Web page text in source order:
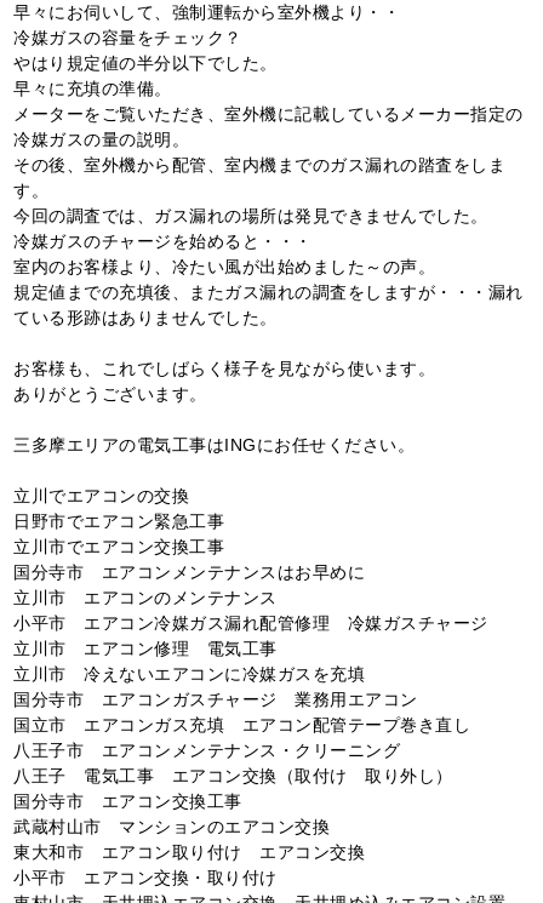
早々にお伺いして、強制運転から室外機より・・
冷媒ガスの容量をチェック？
やはり規定値の半分以下でした。
早々に充填の準備。
メーターをご覧いただき、室外機に記載しているメーカー指定の
冷媒ガスの量の説明。
その後、室外機から配管、室内機までのガス漏れの踏査をしま
す。
今回の調査では、ガス漏れの場所は発見できませんでした。
冷媒ガスのチャージを始めると・・・
室内のお客様より、冷たい風が出始めました～の声。
規定値までの充填後、またガス漏れの調査をしますが・・・漏れ
ている形跡はありませんでした。
お客様も、これでしばらく様子を見ながら使います。
ありがとうございます。
三多摩エリアの電気工事はINGにお任せください。
立川でエアコンの交換
日野市でエアコン緊急工事
立川市でエアコン交換工事
国分寺市 エアコンメンテナンスはお早めに
立川市 エアコンのメンテナンス
小平市 エアコン冷媒ガス漏れ配管修理 冷媒ガスチャージ
立川市 エアコン修理 電気工事
立川市 冷えないエアコンに冷媒ガスを充填
国分寺市 エアコンガスチャージ 業務用エアコン
国立市 エアコンガス充填 エアコン配管テープ巻き直し
八王子市 エアコンメンテナンス・クリーニング
八王子 電気工事 エアコン交換（取付け 取り外し）
国分寺市 エアコン交換工事
武蔵村山市 マンションのエアコン交換
東大和市 エアコン取り付け エアコン交換
小平市 エアコン交換・取り付け